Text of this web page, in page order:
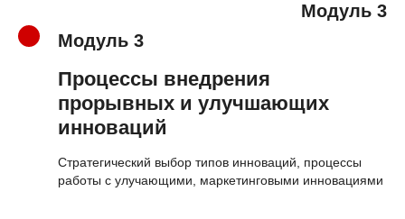
Модуль 3
Модуль 3
Процессы внедрения
прорывных и улучшающих
инноваций
Стратегический выбор типов инноваций, процессы
работы с улучающими, маркетинговыми инновациями